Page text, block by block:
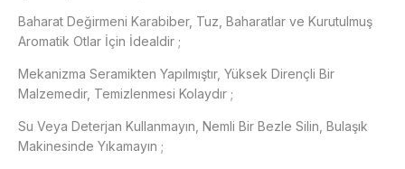
Baharat Değirmeni Karabiber, Tuz, Baharatlar ve Kurutulmuş
Aromatik Otlar İçin İdealdir ;
Mekanizma Seramikten Yapılmıştır, Yüksek Dirençli Bir
Malzemedir, Temizlenmesi Kolaydır ;
Su Veya Deterjan Kullanmayın, Nemli Bir Bezle Silin, Bulaşık
Makinesinde Yıkamayın ;